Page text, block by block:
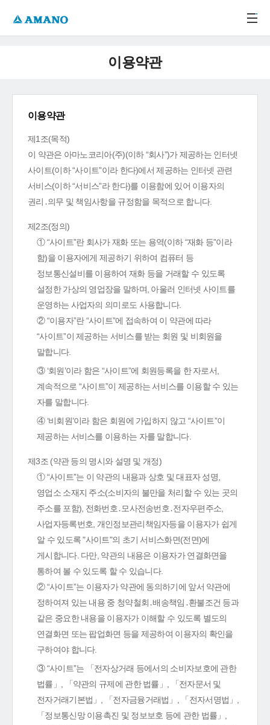
이용약관
이용약관
제1조(목적)
이 약관은 아마노코리아(주)(이하 “회사”)가 제공하는 인터넷
사이트(이하 “사이트”이라 한다)에서 제공하는 인터넷 관련
서비스(이하 “서비스”라 한다)를 이용함에 있어 이용자의
권리․의무 및 책임사항을 규정함을 목적으로 합니다.
제2조(정의)
① “사이트”란 회사가 재화 또는 용역(이하 “재화 등”이라
함)을 이용자에게 제공하기 위하여 컴퓨터 등
정보통신설비를 이용하여 재화 등을 거래할 수 있도록
설정한 가상의 영업장을 말하며, 아울러 인터넷 사이트를
운영하는 사업자의 의미로도 사용합니다.
② “이용자”란 “사이트”에 접속하여 이 약관에 따라
“사이트”이 제공하는 서비스를 받는 회원 및 비회원을
말합니다.
③ ‘회원’이라 함은 “사이트”에 회원등록을 한 자로서,
계속적으로 “사이트”이 제공하는 서비스를 이용할 수 있는
자를 말합니다.
④ ‘비회원’이라 함은 회원에 가입하지 않고 “사이트”이
제공하는 서비스를 이용하는 자를 말합니다.
제3조 (약관 등의 명시와 설명 및 개정)
① “사이트”는 이 약관의 내용과 상호 및 대표자 성명,
영업소 소재지 주소(소비자의 불만을 처리할 수 있는 곳의
주소를 포함), 전화번호․모사전송번호․전자우편주소,
사업자등록번호, 개인정보관리책임자등을 이용자가 쉽게
알 수 있도록 "사이트"의 초기 서비스화면(전면)에
게시합니다. 다만, 약관의 내용은 이용자가 연결화면을
통하여 볼 수 있도록 할 수 있습니다.
② “사이트”는 이용자가 약관에 동의하기에 앞서 약관에
정하여져 있는 내용 중 청약철회․배송책임․환불조건 등과
같은 중요한 내용을 이용자가 이해할 수 있도록 별도의
연결화면 또는 팝업화면 등을 제공하여 이용자의 확인을
구하여야 합니다.
③ “사이트”는 「전자상거래 등에서의 소비자보호에 관한
법률」, 「약관의 규제에 관한 법률」, 「전자문서 및
전자거래기본법」, 「전자금융거래법」, 「전자서명법」,
「정보통신망 이용촉진 및 정보보호 등에 관한 법률」,